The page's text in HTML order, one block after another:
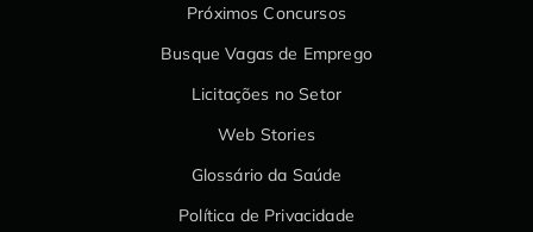
Próximos Concursos
Busque Vagas de Emprego
Licitações no Setor
Web Stories
Glossário da Saúde
Política de Privacidade